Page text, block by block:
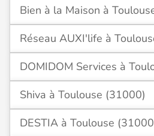
Bien à la Maison à
Réseau AUXI'life à
DOMIDOM Services à
Shiva à Toulouse (31000)
DESTIA à Toulouse